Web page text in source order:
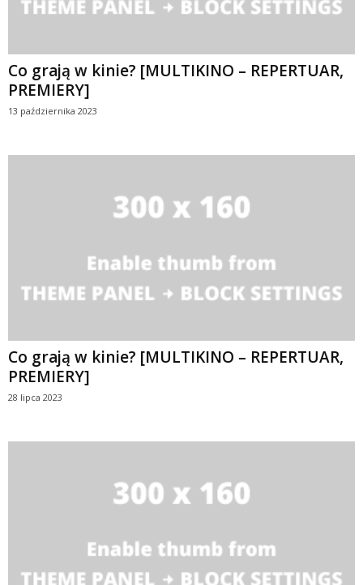
Co grają w kinie? [MULTIKINO – REPERTUAR,
PREMIERY]
13 października 2023
Co grają w kinie? [MULTIKINO – REPERTUAR,
PREMIERY]
28 lipca 2023